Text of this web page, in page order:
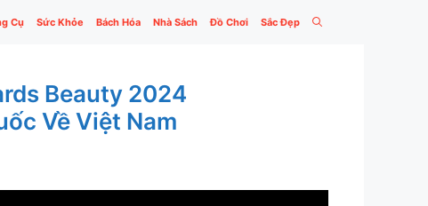
Cụ Sức Khỏe Bách Hóa Nhà Sách Đồ Chơi Sắc Đẹp
Beauty 2024
Về Việt Nam